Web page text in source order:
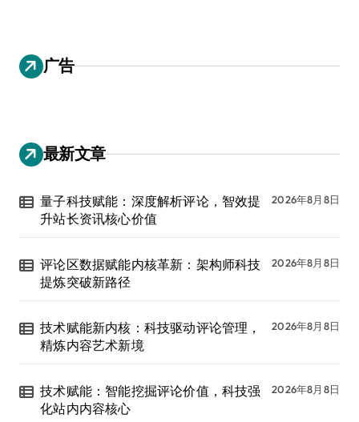
广告
最新文章
量子科技赋能：深度解析评论，智效提
升站长资讯核心价值
2026年8月8日
评论区数据赋能内核革新：架构师科技
提炼突破新路径
2026年8月8日
技术赋能新内核：科技驱动评论管理，
精炼内容艺术新境
2026年8月8日
技术赋能：智能挖掘评论价值，科技强
化站内内容核心
2026年8月8日